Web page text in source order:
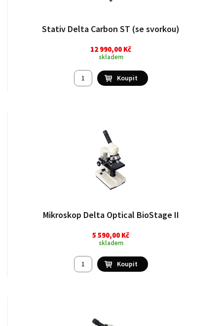
Stativ Delta Carbon ST (se svorkou)
12 990,00 Kč
skladem
Mikroskop Delta Optical BioStage II
5 590,00 Kč
skladem